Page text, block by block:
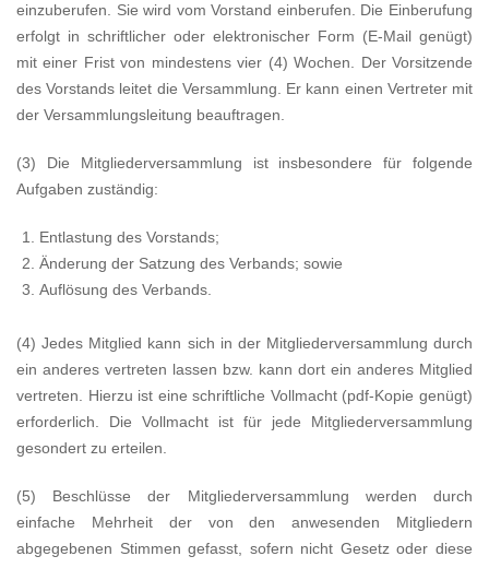
einzuberufen. Sie wird vom Vorstand einberufen. Die Einberufung
erfolgt in schriftlicher oder elektronischer Form (E-Mail genügt)
mit einer Frist von mindestens vier (4) Wochen. Der Vorsitzende
des Vorstands leitet die Versammlung. Er kann einen Vertreter mit
der Versammlungsleitung beauftragen.
(3) Die Mitgliederversammlung ist insbesondere für folgende
Aufgaben zuständig:
Entlastung des Vorstands;
Änderung der Satzung des Verbands; sowie
Auflösung des Verbands.
(4) Jedes Mitglied kann sich in der Mitgliederversammlung durch
ein anderes vertreten lassen bzw. kann dort ein anderes Mitglied
vertreten. Hierzu ist eine schriftliche Vollmacht (pdf-Kopie genügt)
erforderlich. Die Vollmacht ist für jede Mitgliederversammlung
gesondert zu erteilen.
(5) Beschlüsse der Mitgliederversammlung werden durch
einfache Mehrheit der von den anwesenden Mitgliedern
abgegebenen Stimmen gefasst, sofern nicht Gesetz oder diese